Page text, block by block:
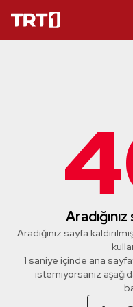
Aradığınız sayfa
0 saniye içinde ana
istemiyorsanız